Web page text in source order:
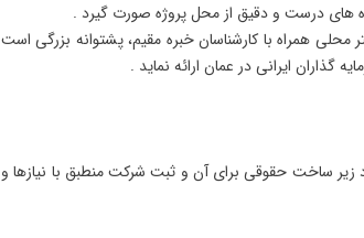
های درست و دقیق از محل پروژه صورت گیرد .
محلی همراه با کارشناسان خبره مقیم، پشتوانه بزرگی است
گذاران ایرانی در عمان ارائه نماید .
زیر ساخت حقوقی برای آن و ثبت شرکت منطبق با نیازها و